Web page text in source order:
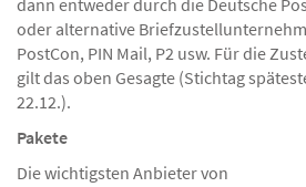
dann entweder durch die Deutsche
oder alternative
PostCon, PIN Mail, P2 usw. Für die
gilt das oben Gesagte (Stichtag
22.12.).
Pakete
Die wichtigsten Anbieter von